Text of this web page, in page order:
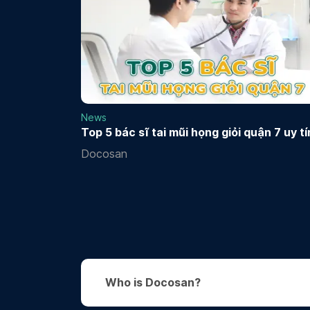
News
Top 5 bác sĩ tai mũi họng giỏi quận 7 uy
Docosan
Who is Docosan?